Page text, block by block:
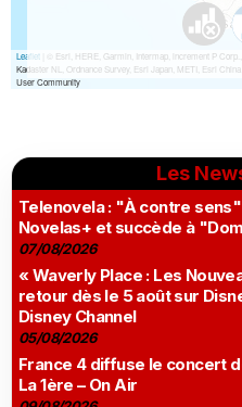
Les
Telenovela : "À contre
Novelas+ et succède à
07/08/2026
« Waverly Place : Les
retour dès le 5 août sur
Disney Channel
05/08/2026
France 4 diffuse le concert
La 1ère – On Air